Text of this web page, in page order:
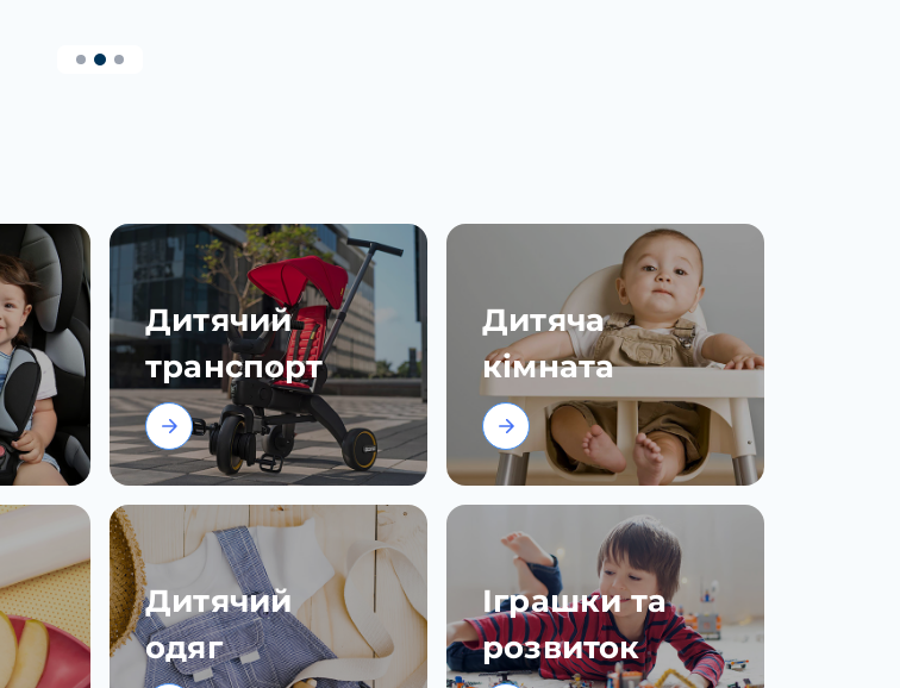
Дитячий
транспорт
Дитяча
кімната
Дитячий
одяг
Іграшки та
розвиток